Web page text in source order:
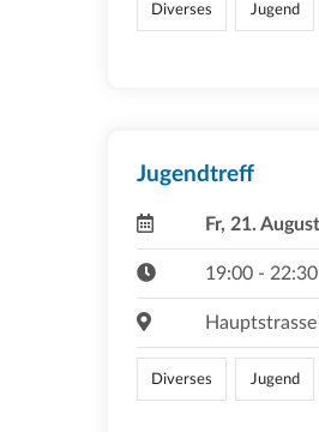
Diverses Jugend
Jugendtreff
Fr, 21.
19:00 -
Diverses Jugend